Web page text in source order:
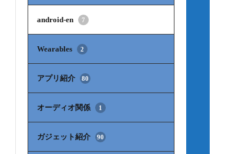
android-en 7
Wearables 2
アプリ紹介 80
オーディオ関係 1
ガジェット紹介 90